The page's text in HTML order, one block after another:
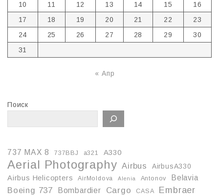
10
11 12 13 14 15
16
17
18 19 20 21 22
23
24
25 26 27 28 29
30
31
« Апр
Поиск
737 MAX 8 737BBJ a321 A330
Aerial Photography Airbus
AirbusA330
Airbus Helicopters
AirMoldova Alenia Antonov Belavia
Boeing 737 Bombardier Cargo CASA Embraer